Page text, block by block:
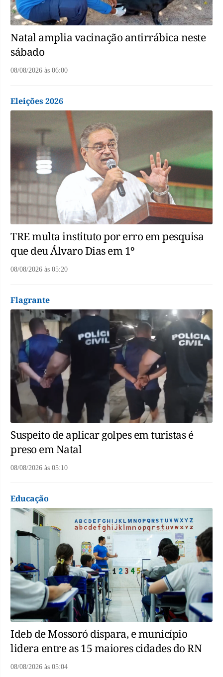
Natal amplia vacinação antirrábica neste
sábado
08/08/2026 às 06:00
Eleições 2026
TRE multa instituto por erro em pesquisa
que deu Álvaro Dias em 1º
08/08/2026 às 05:20
Flagrante
Suspeito de aplicar golpes em turistas é
preso em Natal
08/08/2026 às 05:10
Educação
Ideb de Mossoró dispara, e município
lidera entre as 15 maiores cidades do RN
08/08/2026 às 05:04